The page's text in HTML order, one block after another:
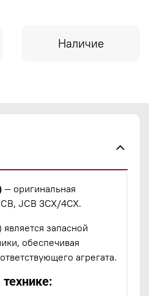
Наличие
— оригинальная
JCB 3CX/4CX.
является запасной
обеспечивая
агрегата.